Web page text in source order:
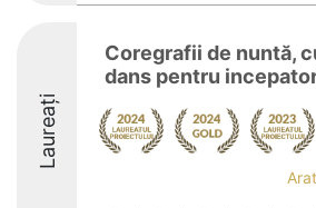
Laureați
Coregrafii de nuntă,
dans pentru